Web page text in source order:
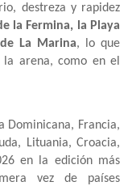
destreza y rapidez
la Fermina, la Playa
La Marina, lo que
arena, como en el
Dominicana, Francia,
Lituania, Croacia,
en la edición más
vez de países